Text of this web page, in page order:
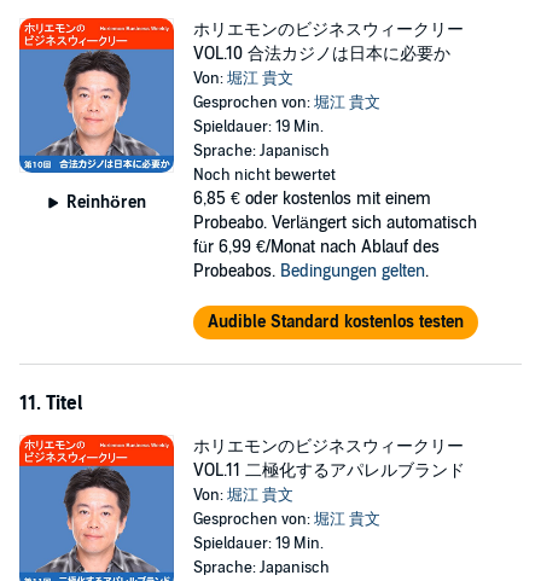
Reinhören
ホリエモンのビジネスウィークリー
VOL.10 合法カジノは日本に必要か
Von:堀江 貴文
Gesprochen von:堀江 貴文
Spieldauer: 19 Min.
Sprache: Japanisch
Noch nicht bewertet
6,85 € oder kostenlos mit einem
Probeabo. Verlängert sich automatisch
für 6,99 €/Monat nach Ablauf des
Probeabos. Bedingungen gelten.
Audible Standard kostenlos testen
11. Titel
ホリエモンのビジネスウィークリー
VOL.11 二極化するアパレルブランド
Von:堀江 貴文
Gesprochen von:堀江 貴文
Spieldauer: 19 Min.
Sprache: Japanisch